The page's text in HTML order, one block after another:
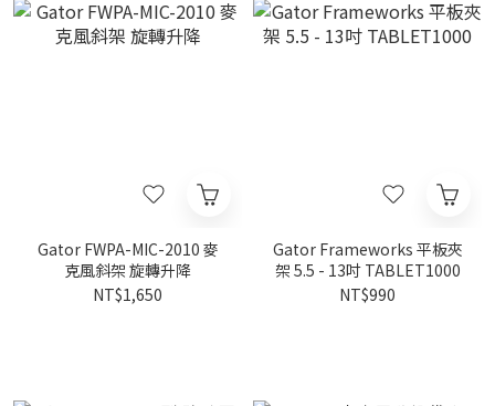
Gator FWPA-MIC-2010 麥
克風斜架 旋轉升降
NT$1,650
Gator Frameworks 平板夾
架 5.5 - 13吋 TABLET1000
NT$990